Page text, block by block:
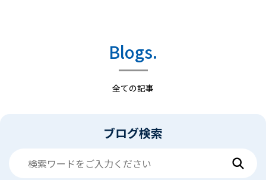
Blogs.
全ての記事
ブログ検索